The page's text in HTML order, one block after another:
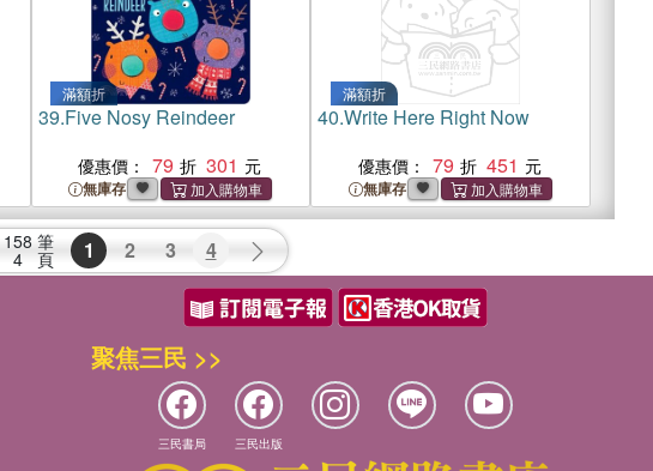
滿額折
39.Five Nosy Reindeer
優惠價： 79 301
無庫存
滿額折
40.Write Here Right Now
優惠價： 79 451
無庫存
158 筆
4 頁 1 2 3 4
聚焦三民 >>
三民書局 三民出版